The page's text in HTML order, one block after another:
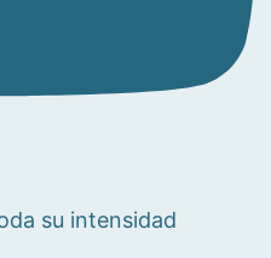
su intensidad